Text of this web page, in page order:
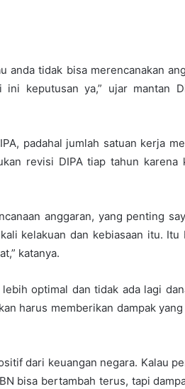
anda tidak bisa merencanakan
ini keputusan ya,” ujar mantan
padahal jumlah satuan kerja
revisi DIPA tiap tahun karena
anggaran, yang penting
kelakuan dan kebiasaan itu. Itu
katanya.
optimal dan tidak ada lagi
harus memberikan dampak
dari keuangan negara. Kalau
bisa bertambah terus, tapi